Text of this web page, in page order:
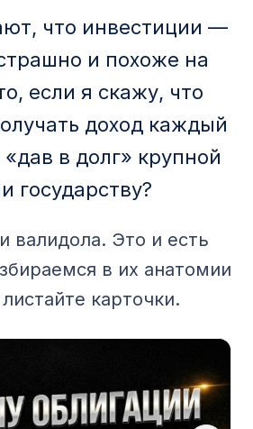
что инвестиции —
и похоже на
если я скажу, что
доход каждый
в долг» крупной
государству?
валидола. Это и есть
в их анатомии
карточки.